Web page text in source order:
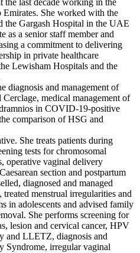
She worked with the
the Gargash Hospital in the UAE
as a senior staff member and
a commitment to delivering
in private healthcare
Lewisham Hospitals and the
diagnosis and management of
medical management of
in COVID-19-positive
comparison of HSG and
She treats patients during
tests for chromosomal
operative vaginal delivery
section and postpartum
diagnosed and managed
menstrual irregularities and
in adolescents and advised family
She performs screening for
lesion and cervical cancer, HPV
and LLETZ, diagnosis and
Syndrome, irregular vaginal